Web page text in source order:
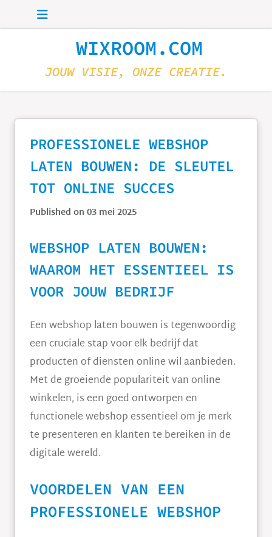
Skip to main content
WIXROOM.COM
JOUW VISIE, ONZE CREATIE.
PROFESSIONELE WEBSHOP
LATEN BOUWEN: DE SLEUTEL
TOT ONLINE SUCCES
Published on 03 mei 2025
WEBSHOP LATEN BOUWEN:
WAAROM HET ESSENTIEEL IS
VOOR JOUW BEDRIJF
Een webshop laten bouwen is tegenwoordig
een cruciale stap voor elk bedrijf dat
producten of diensten online wil aanbieden.
Met de groeiende populariteit van online
winkelen, is een goed ontworpen en
functionele webshop essentieel om je merk
te presenteren en klanten te bereiken in de
digitale wereld.
VOORDELEN VAN EEN
PROFESSIONELE WEBSHOP